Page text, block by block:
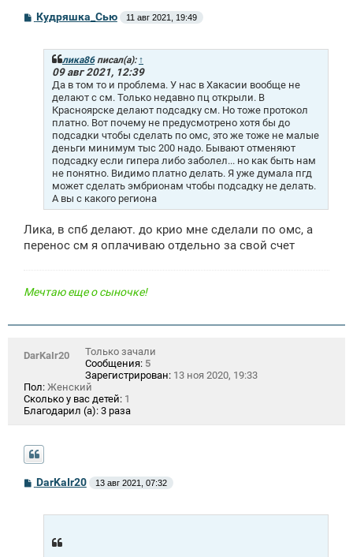
С
о
Кудряшка_Сью 11 авг 2021, 19:49
лика86писал(а): ↑
09 авг 2021, 12:39
Да в том то и проблема. У нас в Хакасии вообще не
делают с см. Только недавно пц открыли. В
Красноярске делают подсадку см. Но тоже протокол
платно. Вот почему не предусмотрено хотя бы до
подсадки чтобы сделать по омс, это же тоже не малые
деньги минимум тыс 200 надо. Бывают отменяют
подсадку если гипера либо заболел... но как быть нам
не понятно. Видимо платно делать. Я уже думала пгд
может сделать эмбрионам чтобы подсадку не делать.
А вы с какого региона
Лика, в спб делают. до крио мне сделали по омс, а
перенос см я оплачиваю отдельно за свой счет
Мечтаю еще о сыночке!
DarKaIr20
Только зачали
Сообщения: 5
Зарегистрирован: 13 ноя 2020, 19:33
Пол: Женский
Сколько у вас детей: 1
Благодарил (а): 3 раза
С
о
DarKaIr20 13 авг 2021, 07:32